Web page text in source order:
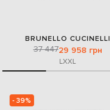
BRUNELLO CUCINELLI
37 44729 958 грн
LXXL
- 39%